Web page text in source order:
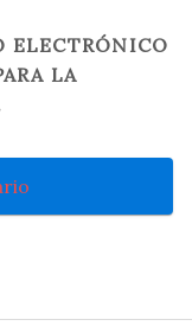
ELECTRÓNICO
LA